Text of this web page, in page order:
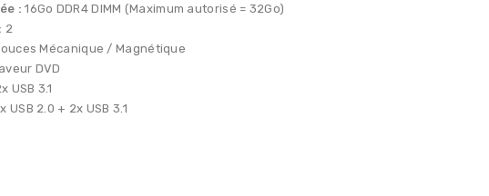
:16Go DDR4 DIMM (Maximum autorisé = 32Go)
2
Mécanique / Magnétique
DVD
USB 3.1
USB 2.0 + 2x USB 3.1